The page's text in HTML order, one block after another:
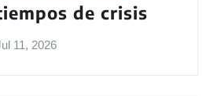
de crisis
11, 2026